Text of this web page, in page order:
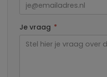
Je vraag *